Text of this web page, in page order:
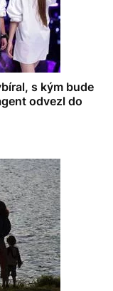
s kým bude
odvezl do